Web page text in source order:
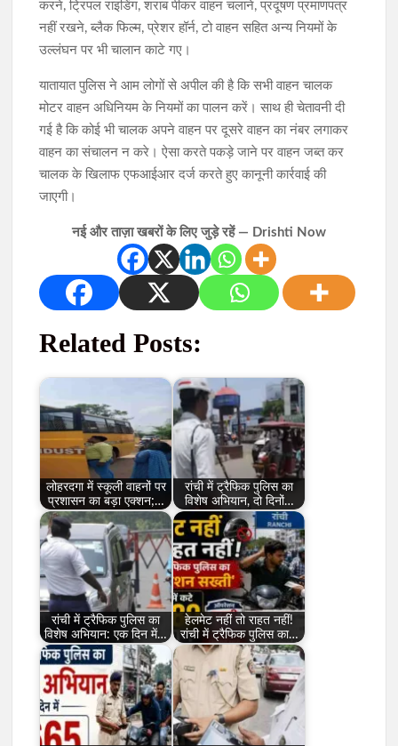
करने, ट्रिपल राइडिंग, शराब पीकर वाहन चलाने, प्रदूषण प्रमाणपत्र
नहीं रखने, ब्लैक फिल्म, प्रेशर हॉर्न, टो वाहन सहित अन्य नियमों के
उल्लंघन पर भी चालान काटे गए।
यातायात पुलिस ने आम लोगों से अपील की है कि सभी वाहन चालक
मोटर वाहन अधिनियम के नियमों का पालन करें। साथ ही चेतावनी दी
गई है कि कोई भी चालक अपने वाहन पर दूसरे वाहन का नंबर लगाकर
वाहन का संचालन न करे। ऐसा करते पकड़े जाने पर वाहन जब्त कर
चालक के खिलाफ एफआईआर दर्ज करते हुए कानूनी कार्रवाई की
जाएगी।
नई और ताज़ा खबरों के लिए जुड़े रहें — Drishti Now
Related Posts:
लोहरदगा में स्कूली वाहनों पर
प्रशासन का बड़ा एक्शन;…
रांची में ट्रैफिक पुलिस का
विशेष अभियान, दो दिनों…
रांची में ट्रैफिक पुलिस का
विशेष अभियान: एक दिन में…
हेलमेट नहीं तो राहत नहीं!
रांची में ट्रैफिक पुलिस का…